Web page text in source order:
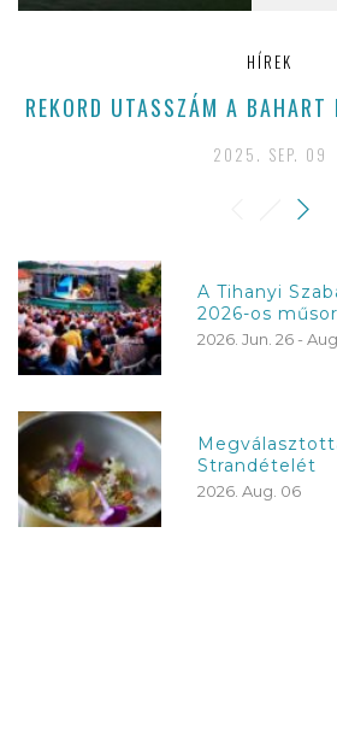
HÍREK
REKORD UTASSZÁM A
2025. SEP. 09
A Tihanyi
2026-os
2026. Jun. 26 -
Strandételét
2026. Aug. 06